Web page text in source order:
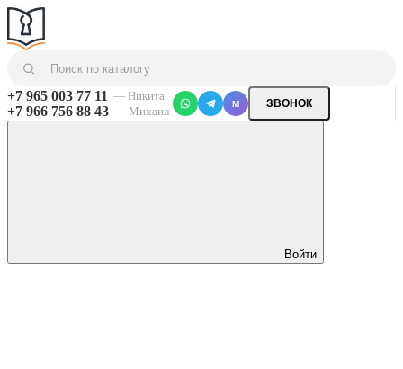
+7 965 003 77 11 — Никита
+7 966 756 88 43 — Михаил
M ЗВОНОК
Войти